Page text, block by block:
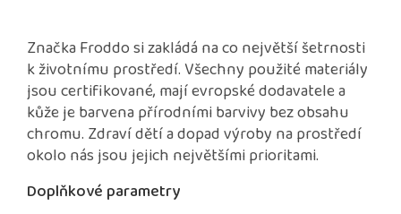
Značka Froddo si zakládá na co největší šetrnosti
k životnímu prostředí. Všechny použité materiály
jsou certifikované, mají evropské dodavatele a
kůže je barvena přírodními barvivy bez obsahu
chromu. Zdraví dětí a dopad výroby na prostředí
okolo nás jsou jejich největšími prioritami.
Doplňkové parametry